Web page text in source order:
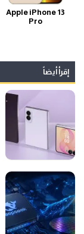
Apple iPhone 13
Pro
إقرأ أيضاً